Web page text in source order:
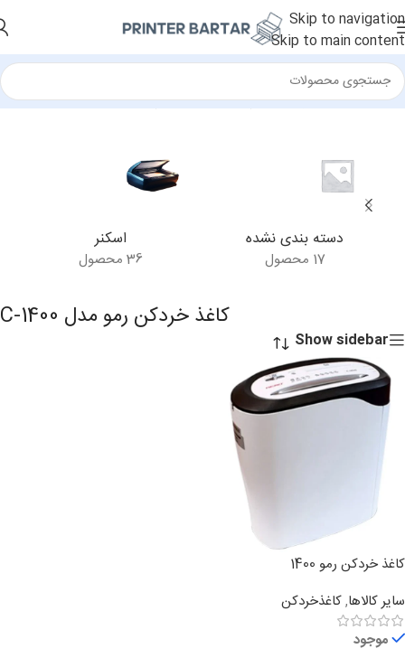
Skip to navigation
Skip to main content
خانه/محصولات برچسب خورده “کاغذ خردکن رمو مدل C-1400”
دسته بندی نشده
17 محصول
اسکنر
36 محصول
کاغذ خردکن رمو مدل C-1400
Show sidebar
کاغذ خردکن رمو 1400
سایر کالاها,کاغذخردکن
موجود